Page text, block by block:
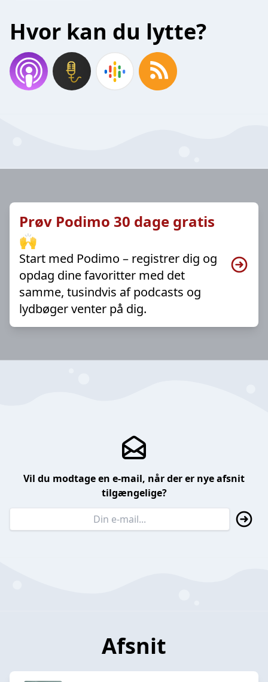
Hvor kan du lytte?
Prøv Podimo 30 dage gratis
🙌
Start med Podimo – registrer dig og
opdag dine favoritter med det
samme, tusindvis af podcasts og
lydbøger venter på dig.
Vil du modtage en e-mail, når der er nye afsnit
tilgængelige?
Afsnit